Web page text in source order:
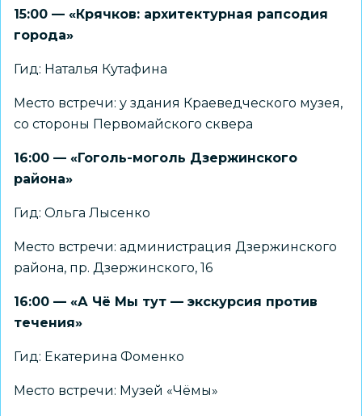
15:00 — «Крячков: архитектурная рапсодия
города»
Гид: Наталья Кутафина
Место встречи: у здания Краеведческого музея,
со стороны Первомайского сквера
16:00 — «Гоголь-моголь Дзержинского
района»
Гид: Ольга Лысенко
Место встречи: администрация Дзержинского
района, пр. Дзержинского, 16
16:00 — «А Чё Мы тут — экскурсия против
течения»
Гид: Екатерина Фоменко
Место встречи: Музей «Чёмы»